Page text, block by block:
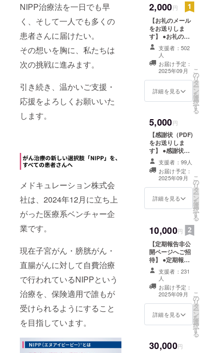
NIPP治療法を一日でも早
く、そして一人でも多くの
患者さんに届けたい。
その想いを胸に、私たちは
次の挑戦に進みます。
引き続き、温かいご支援・
応援をよろしくお願いいた
します。
メドキュレーション株式会
社は、2024年12月に立ち上
がった医療系ベンチャー企
業です。
現在子宮がん・膀胱がん・
直腸がんに対して自費治療
で行われているNIPPという
治療を、保険適用で誰もが
受けられるようにすること
を目指しています。
2,000円
【お礼のメール
をお送りしま
す】 ●お礼の
メールをお送り
します。
支援者：502
人
お届け予定：
2025年09月
詳細を見る
こ
の
リ
タ
ー
ン
を
選
択
す
る
5,000円
【感謝状（PDF)
をお送りしま
す】 ●感謝状
（PDF）をお送
りします。 ●お
礼のメールをお
送りします。
支援者：99人
お届け予定：
2025年09月
詳細を見る
こ
の
リ
タ
ー
ン
を
選
択
す
る
10,000円
【定期報告非公
開ページへご招
待】 ●定期報告
非公開ページへ
の登録をさせて
いただきます。
●お礼のメールを
お送りします。
●感謝状（PDF）
をお送りしま
す。
支援者：231
人
お届け予定：
2025年09月
詳細を見る
こ
の
リ
タ
ー
ン
を
選
択
す
る
30,000円